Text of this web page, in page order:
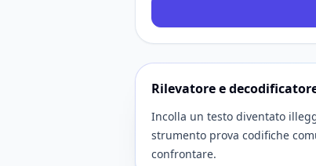
Rilevatore e
Incolla un testo diventato
strumento prova codifiche
confrontare.